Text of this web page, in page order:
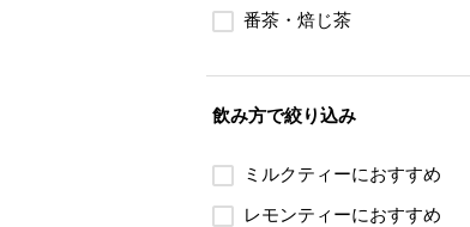
番茶・焙じ茶
飲み方で絞り込み
ミルクティーにおすすめ
レモンティーにおすすめ